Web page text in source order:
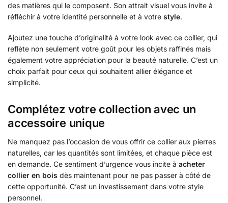
des matières qui le composent. Son attrait visuel vous invite à
réfléchir à votre identité personnelle et à votre style.
Ajoutez une touche d’originalité à votre look avec ce collier, qui
reflète non seulement votre goût pour les objets raffinés mais
également votre appréciation pour la beauté naturelle. C’est un
choix parfait pour ceux qui souhaitent allier élégance et
simplicité.
Complétez votre collection avec un
accessoire unique
Ne manquez pas l’occasion de vous offrir ce collier aux pierres
naturelles, car les quantités sont limitées, et chaque pièce est
en demande. Ce sentiment d’urgence vous incite à acheter
collier en bois dès maintenant pour ne pas passer à côté de
cette opportunité. C’est un investissement dans votre style
personnel.